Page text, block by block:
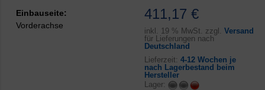
411,17 €
inkl. 19 % MwSt. zzgl. Versand
für Lieferungen nach
Deutschland
Lieferzeit: 4-12 Wochen je
nach Lagerbestand beim
Hersteller
Lager:
Einbauseite:
Vorderachse